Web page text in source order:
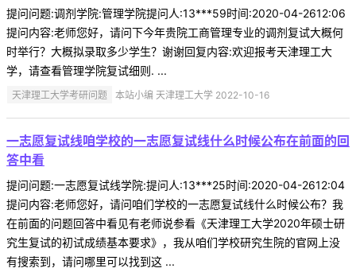
提问问题:调剂学院:管理学院提问人:13***59时间:2020-04-2612:06
提问内容:老师您好，请问下今年贵院工商管理专业的调剂复试大概何
时举行？大概拟录取多少学生？谢谢回复内容:欢迎报考天津理工大
学，请查看管理学院复试细则. ...
天津理工大学考研问题 本站小编 天津理工大学 2022-10-16
一志愿复试线咱学校的一志愿复试线什么时候公布在前面的回
答中看
提问问题:一志愿复试线学院:提问人:13***25时间:2020-04-2612:04
提问内容:老师您好，请问咱们学校的一志愿复试线什么时候公布？我
在前面的问题回答中看见有老师说参看《天津理工大学2020年硕士研
究生复试的初试成绩基本要求》，我从咱们学校研究生院的官网上没
有搜索到，请问哪里可以找到这 ...